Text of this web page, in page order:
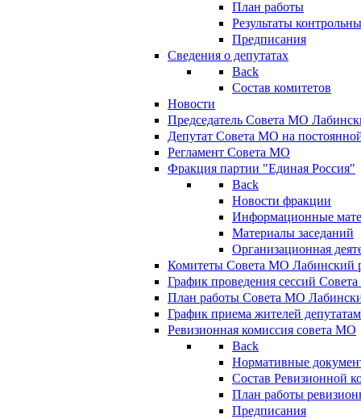
План работы
Результаты
Предписания
Сведения о депутатах
Back
Состав комитетов
Новости
Председатель Совета МО
Депутат Совета МО на
Регламент Совета МО
Фракция партии "Единая Россия"
Back
Новости фракции
Информационные
Материалы заседаний
Организационная
Комитеты Совета МО Лабинский
График проведения сессий
План работы Совета МО
График приема жителей
Ревизионная комиссия совета МО
Back
Нормативные
Состав Ревизионной
План работы
Предписания